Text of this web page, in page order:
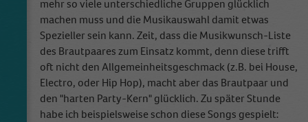
mehr so viele unterschiedliche Gruppen glücklich
machen muss und die Musikauswahl damit etwas
Spezieller sein kann. Zeit, dass die Musikwunsch-Liste
des Brautpaares zum Einsatz kommt, denn diese trifft
oft nicht den Allgemeinheitsgeschmack (z.B. bei House,
Electro, oder Hip Hop), macht aber das Brautpaar und
den "harten Party-Kern" glücklich. Zu später Stunde
habe ich beispielsweise schon diese Songs gespielt: